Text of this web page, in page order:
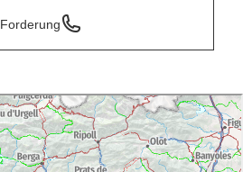
Forderung